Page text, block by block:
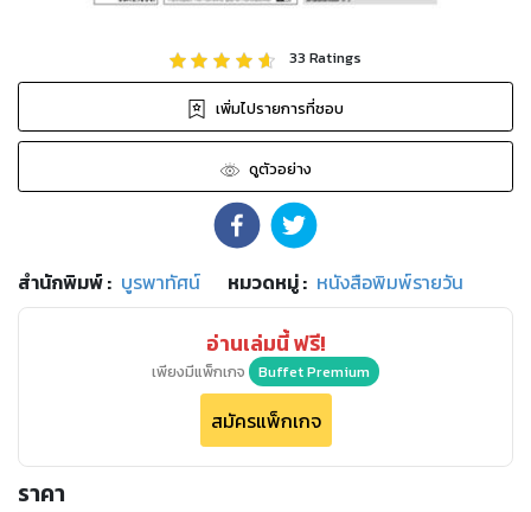
33 Ratings
เพิ่มไปรายการที่ชอบ
ดูตัวอย่าง
สำนักพิมพ์: บูรพาทัศน์ หมวดหมู่: หนังสือพิมพ์รายวัน
อ่านเล่มนี้ ฟรี!
เพียงมีแพ็กเกจ Buffet Premium
สมัครแพ็กเกจ
ราคา